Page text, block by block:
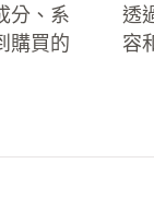
分、系
購買的
透
容